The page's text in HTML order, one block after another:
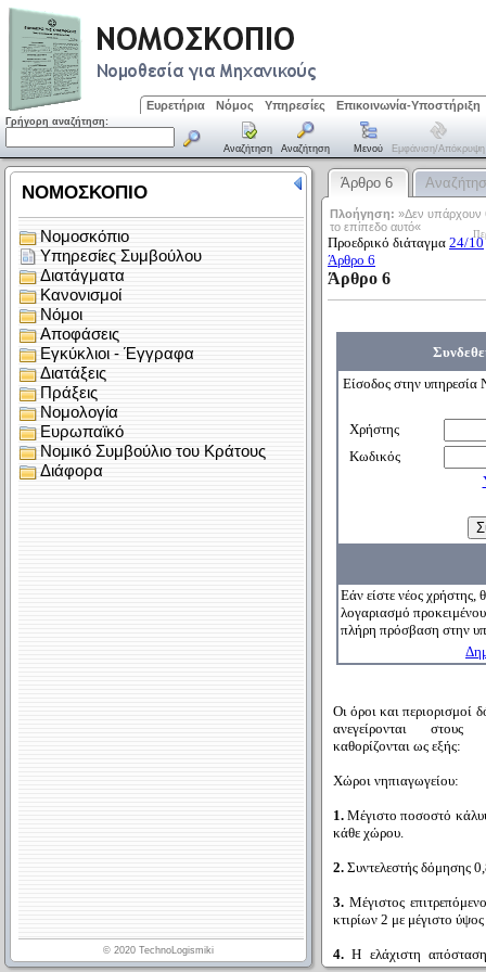
Ευρετήρια Νόμος Υπηρεσίες Επικοινωνία-Υποστήριξη
Γρήγορη αναζήτηση:
Αναζήτηση Αναζήτηση Μενού Εμφάνιση/απόκρυψη
Άρθρο 6